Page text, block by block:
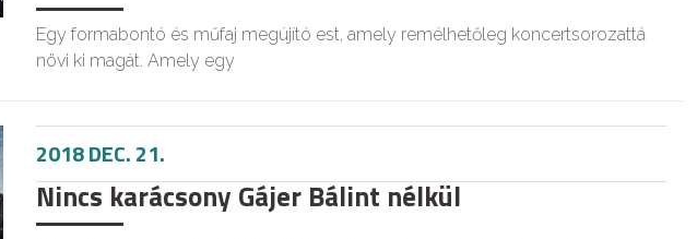
Egy formabontó és műfaj megújító est, amely remélhetőleg koncertsorozattá
növi ki magát. Amely egy
2018 DEC. 21.
Nincs karácsony Gájer Bálint nélkül